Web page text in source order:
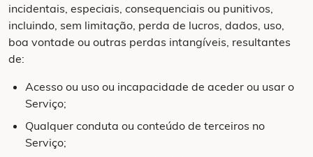
incidentais, especiais, consequenciais ou punitivos,
incluindo, sem limitação, perda de lucros, dados, uso,
boa vontade ou outras perdas intangíveis, resultantes
de:
Acesso ou uso ou incapacidade de aceder ou usar o
Serviço;
Qualquer conduta ou conteúdo de terceiros no
Serviço;